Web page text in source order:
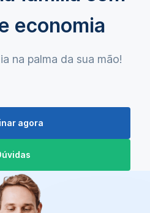
economia
na palma da sua mão!
agora